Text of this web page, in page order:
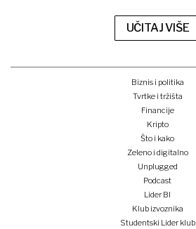
UČITAJ VIŠE
Biznis i politika
Tvrtke i tržišta
Financije
Kripto
Što i kako
Zeleno i digitalno
Unplugged
Podcast
Lider BI
Klub izvoznika
Studentski Lider klub